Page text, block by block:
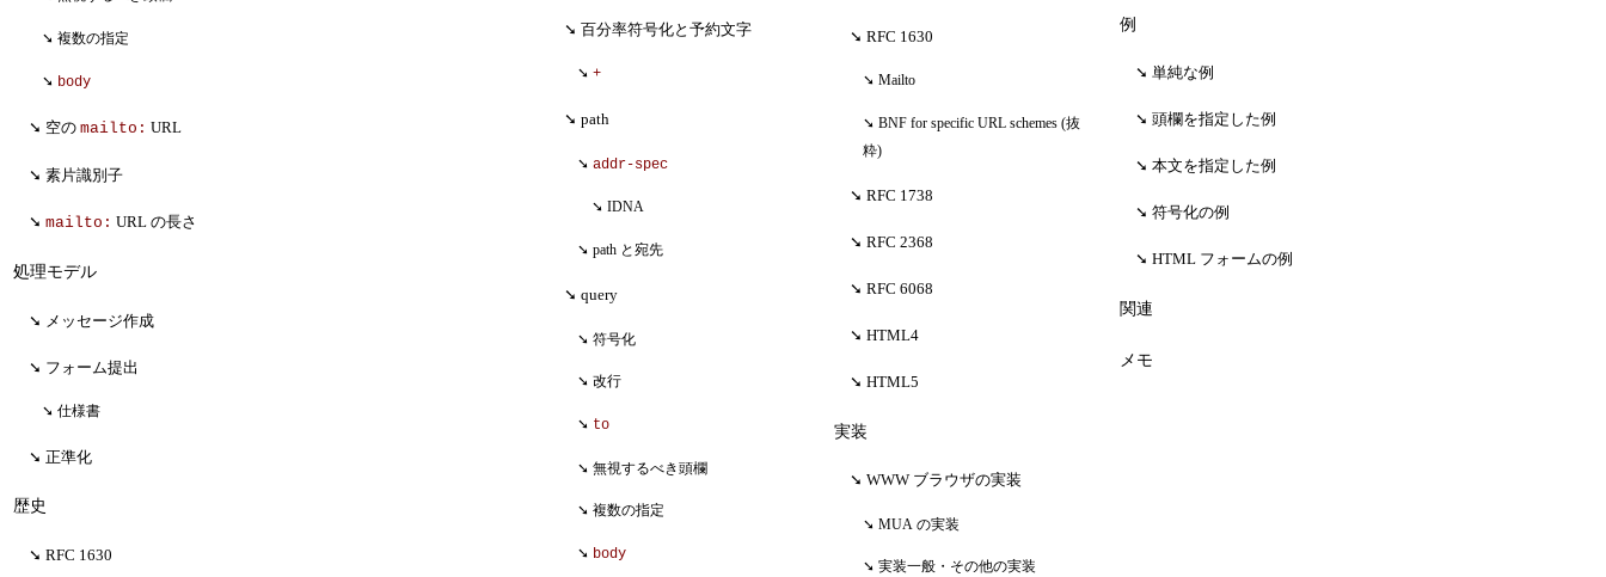
百分率符号化と予約文字
+
path
addr-spec
IDNA
path と宛先
query
符号化
改行
to
無視するべき頭欄
複数の指定
body
RFC 1630
Mailto
BNF for specific URL schemes (抜
粋)
RFC 1738
RFC 2368
RFC 6068
HTML4
HTML5
実装
WWW ブラウザの実装
MUA の実装
実装一般・その他の実装
例
単純な例
頭欄を指定した例
本文を指定した例
符号化の例
HTML フォームの例
関連
メモ
複数の指定
body
空の mailto: URL
素片識別子
mailto: URL の長さ
処理モデル
メッセージ作成
フォーム提出
仕様書
正準化
歴史
RFC 1630